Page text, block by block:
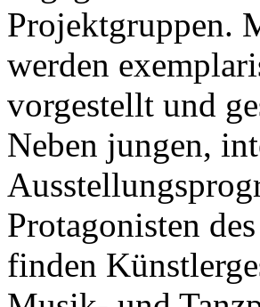
Projektgruppen.
werden
vorgestellt und
Neben jungen,
Protagonisten
finden